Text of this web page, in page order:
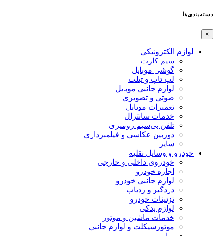
دسته‌بندی‌ها
×
لوازم الکترونیکی
سیم کارت
گوشی موبایل
لپ تاپ و تبلت
لوازم جانبی موبایل
صوتی و تصویری
تعمیرات موبایل
خدمات سانترال
تلفن بی‌سیم رومیزی
دوربین عکاسی و فیلمبرداری
سایر
خودرو و وسایل نقلیه
خودروی داخلی و خارجی
اجاره خودرو
لوازم جانبی خودرو
دزدگیر و ردیاب
تزئینات خودرو
لوازم یدکی
خدمات ماشین و موتور
موتورسیکلت و لوازم جانبی